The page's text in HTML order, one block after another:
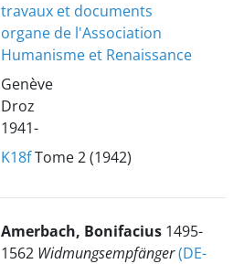
travaux et documents
organe de l'Association
Humanisme et Renaissance
Genève
Droz
1941-
K18fTome 2 (1942)
Amerbach, Bonifacius 1495-
1562 Widmungsempfänger(DE-